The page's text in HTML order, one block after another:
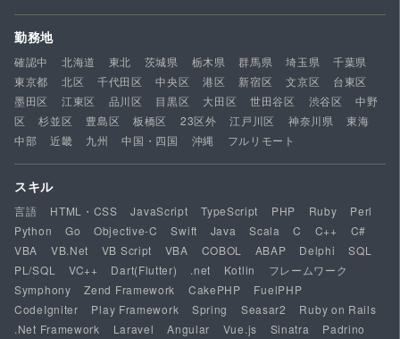
勤務地
確認中 北海道 東北 茨城県 栃木県 群馬県 埼玉県
千葉県
東京都
北区 千代田区 中央区 港区 新宿区 文京区
台東区
墨田区
江東区 品川区 目黒区 大田区 世田谷区 渋谷区
中野
区
杉並区 豊島区 板橋区 23区外 江戸川区 神奈川県
東海
中部
近畿 九州 中国・四国 沖縄 フルリモート
スキル
言語 HTML・CSS JavaScript TypeScript PHP Ruby
Perl
Python
Go Objective-C Swift Java Scala C C++
C#
VBA
VB.Net VB Script VBA COBOL ABAP Delphi
SQL
PL/SQL
VC++ Dart(Flutter) .net Kotlin
フレームワーク
Symphony
Zend Framework CakePHP
FuelPHP
CodeIgniter
Play Framework Spring Seasar2
Ruby on Rails
.Net Framework
Laravel Angular Vue.js Sinatra
Padrino